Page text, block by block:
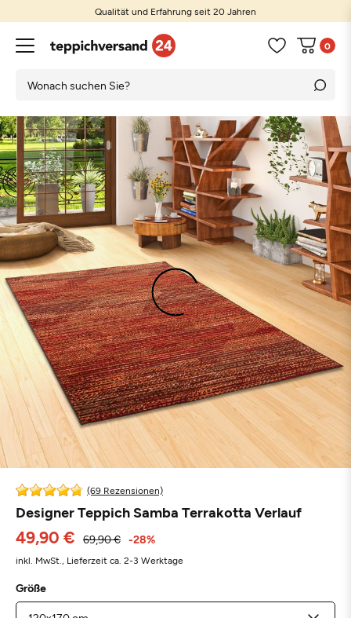
Qualität und Erfahrung seit 20 Jahren
0
(69 Rezensionen)
Designer Teppich Samba Terrakotta Verlauf
49,90 € 69,90 € -28%
inkl. MwSt., Lieferzeit ca. 2-3 Werktage
Größe